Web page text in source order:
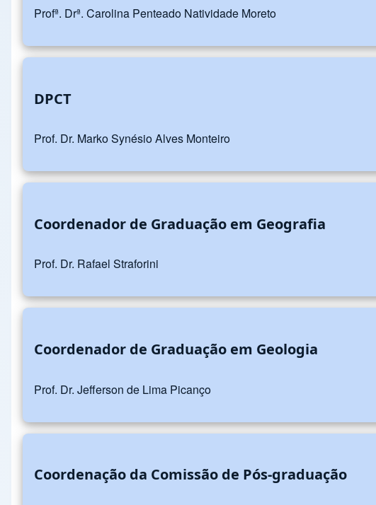
Profª. Drª. Carolina Penteado Natividade Moreto
DPCT
Prof. Dr. Marko Synésio Alves Monteiro
Coordenador de Graduação em Geografia
Prof. Dr. Rafael Straforini
Coordenador de Graduação em Geologia
Prof. Dr. Jefferson de Lima Picanço
Coordenação da Comissão de Pós-graduação